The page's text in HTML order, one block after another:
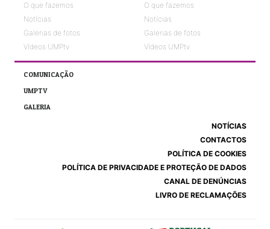
O que fazemos
Notícias
Galerias de fotos
Vídeos UMPtv
O que fazemos
Notícias
Galerias de fotos
Vídeos UMPtv
COMUNICAÇÃO
UMPTV
GALERIA
NOTÍCIAS
CONTACTOS
POLÍTICA DE COOKIES
POLÍTICA DE PRIVACIDADE E PROTEÇÃO DE DADOS
CANAL DE DENÚNCIAS
LIVRO DE RECLAMAÇÕES